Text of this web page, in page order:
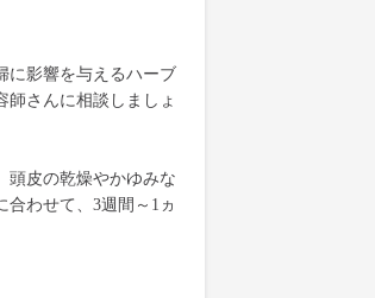
に影響を与えるハーブ
さんに相談しましょ
頭皮の乾燥やかゆみな
わせて、3週間～1ヵ